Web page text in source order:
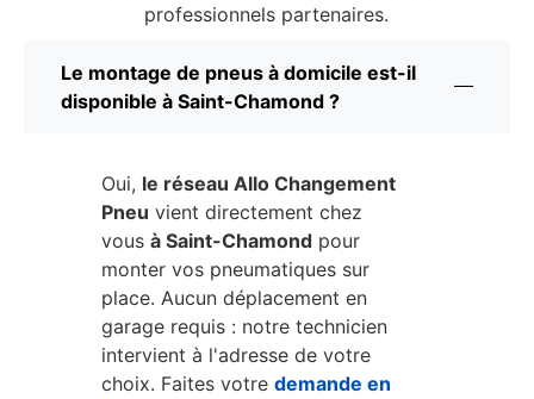
professionnels partenaires.
Le montage de pneus à domicile est-il
disponible à Saint-Chamond ?
Oui, le réseau Allo Changement
Pneu vient directement chez
vous à Saint-Chamond pour
monter vos pneumatiques sur
place. Aucun déplacement en
garage requis : notre technicien
intervient à l'adresse de votre
choix. Faites votre demande en